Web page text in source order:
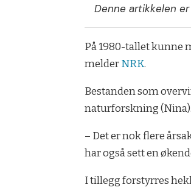
Denne artikkelen
På 1980-tallet kunne
melderNRK.
Bestanden som
naturforskning (Nina).
– Det er nok flere
har også sett en
I tillegg forstyrres